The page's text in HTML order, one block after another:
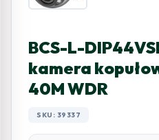
BCS-L-
kamera
40M WDR
SKU: 39337